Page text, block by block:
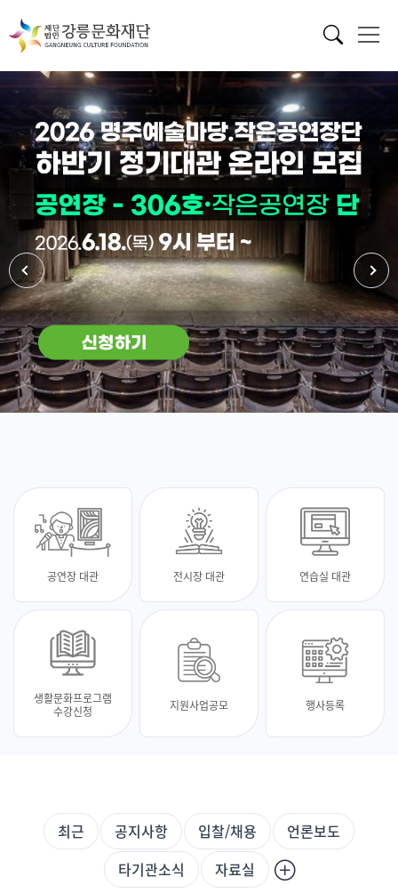
메인 배너
공연장 대관 전시장 대관 연습실 대관
생활문화프로그램
수강신청
지원사업공모 행사등록
최근 공지사항 입찰/채용
언론보도
타기관소식
자료실